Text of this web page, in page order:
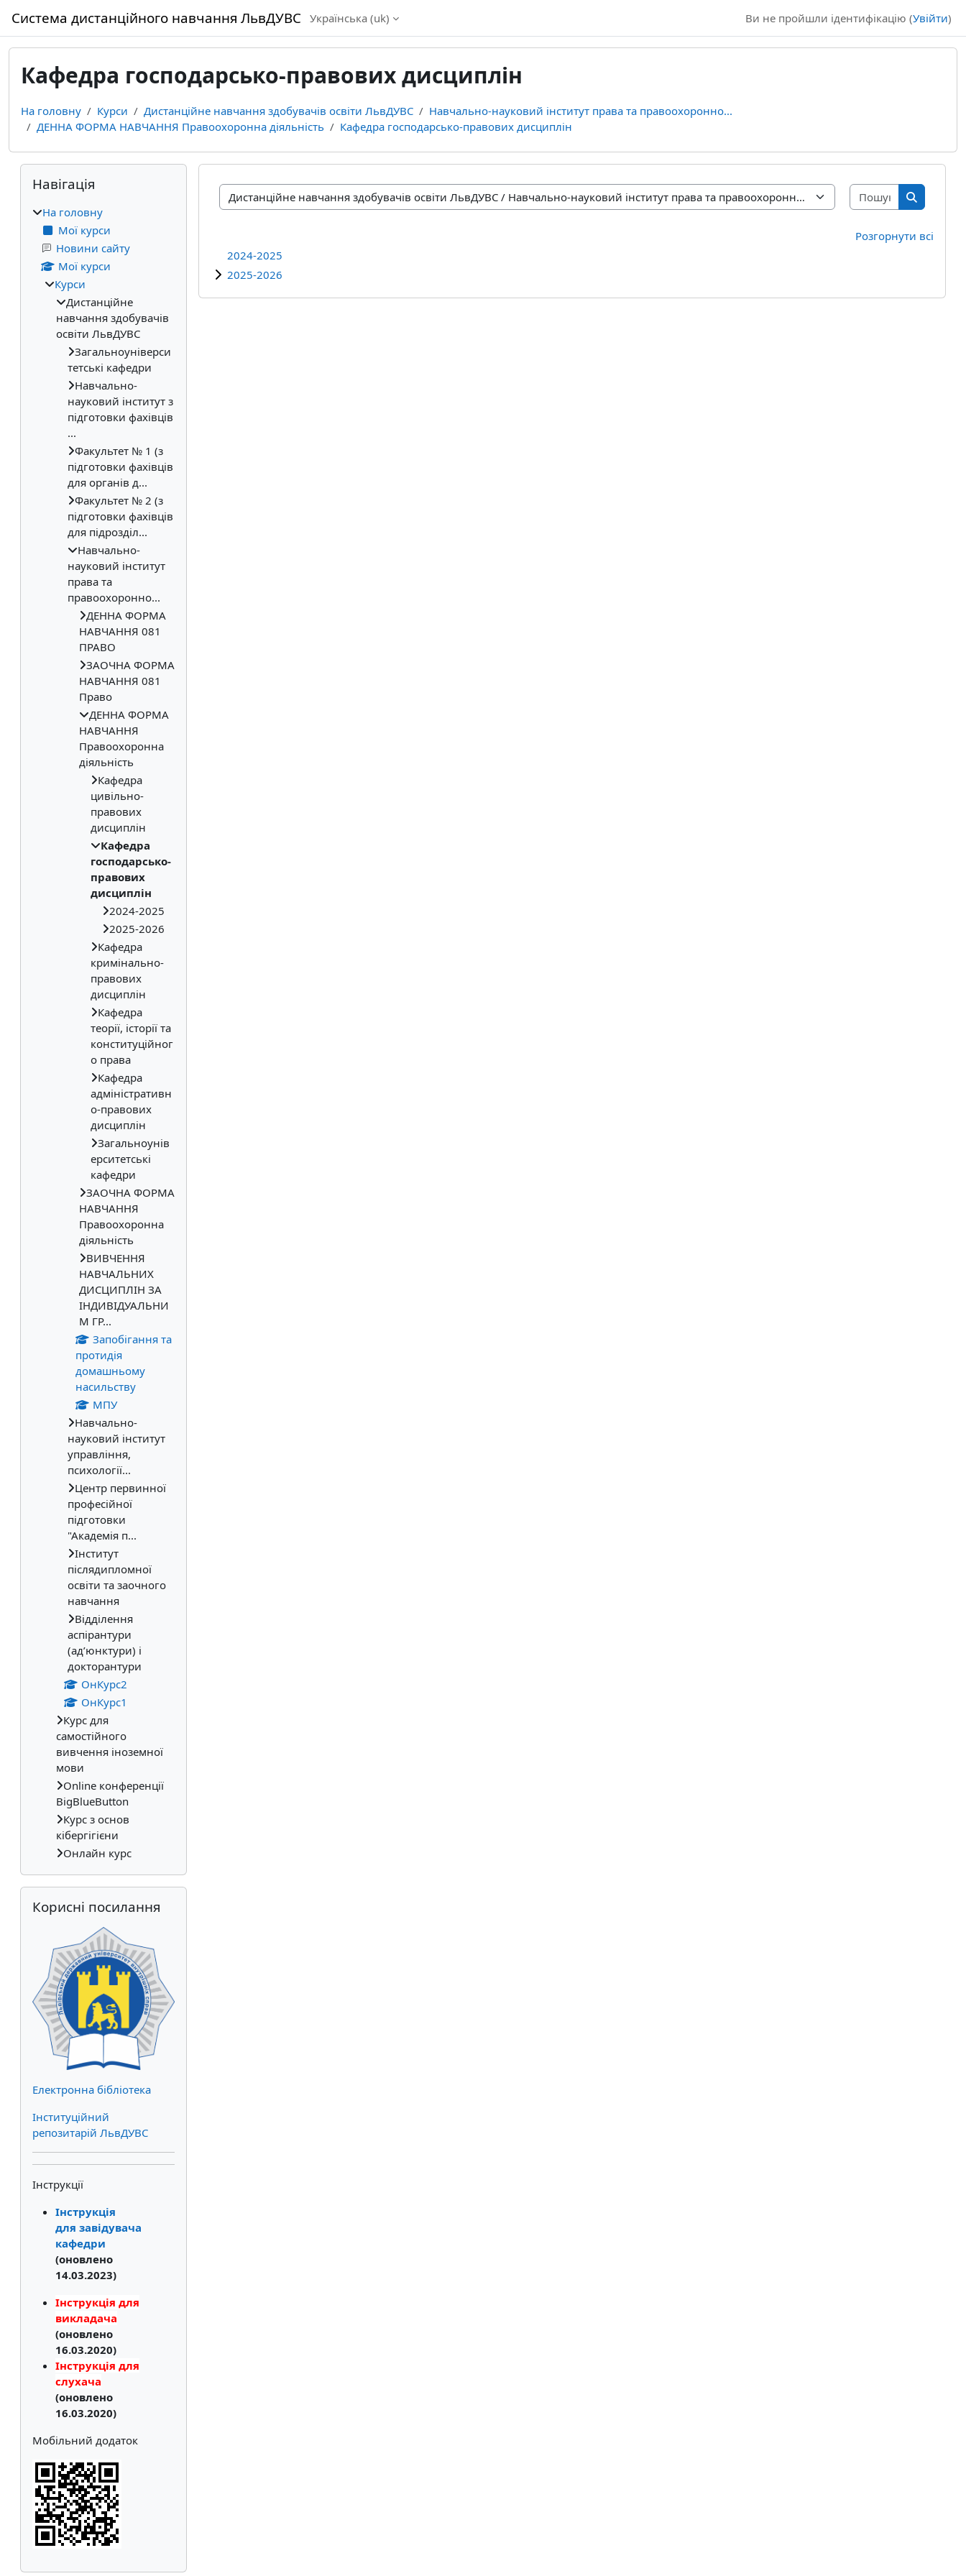
Система дистанційного навчання ЛьвДУВС Українська ‎(uk)‎ Ви не пройшли ідентифікацію (Увійти)
Кафедра господарсько-правових дисциплін
На головну Курси Дистанційне навчання здобувачів освіти ЛьвДУВС
Навчально-науковий інститут права та правоохоронно...
ДЕННА ФОРМА НАВЧАННЯ Правоохоронна діяльність
Кафедра господарсько-правових дисциплін
Категорії курсів
Пошук
Пошук
Розгорнути всі
2024-2025
2025-2026
Блоки
Пропустити Навігація
Навігація
На головну
Мої курси
Новини сайту
Мої курси
Курси
Дистанційне
навчання здобувачів
освіти ЛьвДУВС
Загальноуніверси
тетські кафедри
Навчально-
науковий інститут з
підготовки фахівців
...
Факультет № 1 (з
підготовки фахівців
для органів д...
Факультет № 2 (з
підготовки фахівців
для підрозділ...
Навчально-
науковий інститут
права та
правоохоронно...
ДЕННА ФОРМА
НАВЧАННЯ 081
ПРАВО
ЗАОЧНА ФОРМА
НАВЧАННЯ 081
Право
ДЕННА ФОРМА
НАВЧАННЯ
Правоохоронна
діяльність
Кафедра
цивільно-
правових
дисциплін
Кафедра
господарсько-
правових
дисциплін
2024-2025
2025-2026
Кафедра
кримінально-
правових
дисциплін
Кафедра
теорії, історії та
конституційног
о права
Кафедра
адміністративн
о-правових
дисциплін
Загальноунів
ерситетські
кафедри
ЗАОЧНА ФОРМА
НАВЧАННЯ
Правоохоронна
діяльність
ВИВЧЕННЯ
НАВЧАЛЬНИХ
ДИСЦИПЛІН ЗА
ІНДИВІДУАЛЬНИ
М ГР...
Запобігання та
протидія
домашньому
насильству
МПУ
Навчально-
науковий інститут
управління,
психології...
Центр первинної
професійної
підготовки
"Академія п...
Інститут
післядипломної
освіти та заочного
навчання
Відділення
аспірантури
(ад’юнктури) і
докторантури
ОнКурс2
ОнКурс1
Курс для
самостійного
вивчення іноземної
мови
Online конференції
BigBlueButton
Курс з основ
кібергігієни
Онлайн курс
Пропустити Корисні посилання
Корисні посилання
Електронна бібліотека
Інституційний
репозитарій ЛьвДУВС
Інструкції
Інструкція
для завідувача
кафедри
(оновлено
14.03.2023)
Інструкція для
викладача
(оновлено
16.03.2020)
Інструкція для
слухача
(оновлено
16.03.2020)
Мобільний додаток